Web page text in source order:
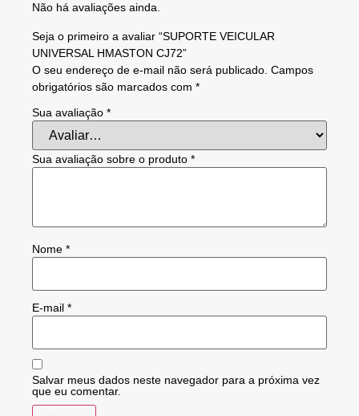
Não há avaliações ainda.
Seja o primeiro a avaliar “SUPORTE VEICULAR
UNIVERSAL HMASTON CJ72”
O seu endereço de e-mail não será publicado. Campos
obrigatórios são marcados com *
Sua avaliação *
Sua avaliação sobre o produto *
Nome *
E-mail *
Salvar meus dados neste navegador para a próxima vez
que eu comentar.